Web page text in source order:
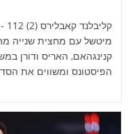
מיטשל עם מחצית שנייה
קנינגהאם, האריס ודורן
הפיסטונס ומשווים את